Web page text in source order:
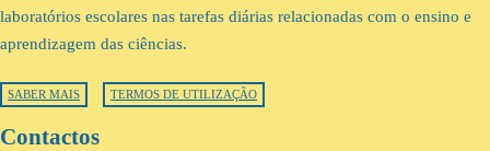
laboratórios escolares nas tarefas diárias relacionadas com o ensino e
aprendizagem das ciências.
SABER MAIS TERMOS DE UTILIZAÇÃO
Contactos